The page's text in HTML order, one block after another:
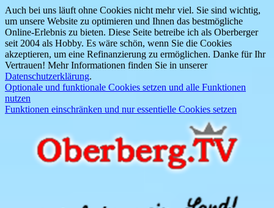
Auch bei uns läuft ohne Cookies nicht mehr viel. Sie sind wichtig,
um unsere Website zu optimieren und Ihnen das bestmögliche
Online-Erlebnis zu bieten. Diese Seite betreibe ich als Oberberger
seit 2004 als Hobby. Es wäre schön, wenn Sie die Cookies
akzeptieren, um eine Refinanzierung zu ermöglichen. Danke für Ihr
Vertrauen! Mehr Informationen finden Sie in unserer
Datenschutzerklärung.
Optionale und funktionale Cookies setzen und alle Funktionen
nutzen
Funktionen einschränken und nur essentielle Cookies setzen